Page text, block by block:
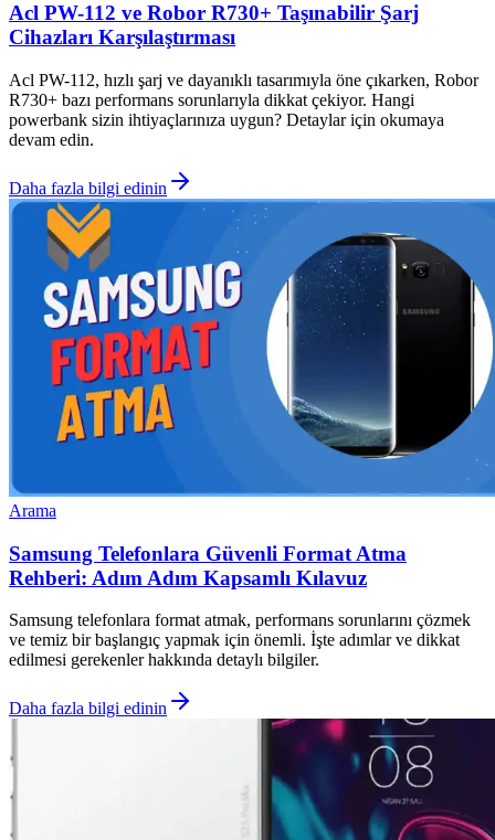
Acl PW-112 ve Robor R730+ Taşınabilir Şarj
Cihazları Karşılaştırması
Acl PW-112, hızlı şarj ve dayanıklı tasarımıyla öne çıkarken, Robor
R730+ bazı performans sorunlarıyla dikkat çekiyor. Hangi
powerbank sizin ihtiyaçlarınıza uygun? Detaylar için okumaya
devam edin.
Daha fazla bilgi edinin
Arama
Samsung Telefonlara Güvenli Format Atma
Rehberi: Adım Adım Kapsamlı Kılavuz
Samsung telefonlara format atmak, performans sorunlarını çözmek
ve temiz bir başlangıç yapmak için önemli. İşte adımlar ve dikkat
edilmesi gerekenler hakkında detaylı bilgiler.
Daha fazla bilgi edinin